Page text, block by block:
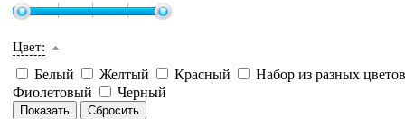
Цвет:
Белый Желтый Красный
Набор из разных
Фиолетовый
Черный